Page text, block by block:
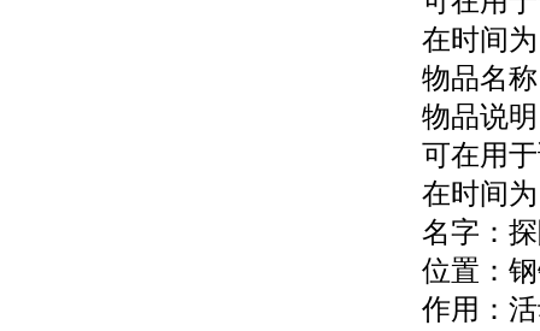
在时间
物品名
物品说
可在用
在时间
名字：
位置：
作用：